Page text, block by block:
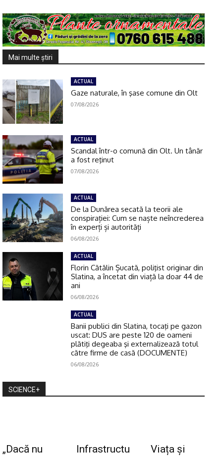
Mai multe ştiri
ACTUAL
Gaze naturale, în şase comune din Olt
07/08/2026
ACTUAL
Scandal într-o comună din Olt. Un tânăr
a fost reţinut
07/08/2026
ACTUAL
De la Dunărea secată la teorii ale
conspirației: Cum se naște neîncrederea
în experți și autorități
06/08/2026
ACTUAL
Florin Cătălin Șucată, poliţist originar din
Slatina, a încetat din viață la doar 44 de
ani
06/08/2026
ACTUAL
Banii publici din Slatina, tocaţi pe gazon
uscat: DUS are peste 120 de oameni
plătiţi degeaba şi externalizează totul
către firme de casă (DOCUMENTE)
06/08/2026
SCIENCE+
„Dacă nu
Infrastructu
Viața și